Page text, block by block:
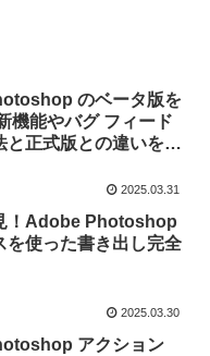
のベータ版を
機能やバグ フィード
と正式版との違いをチ
2025.03.31
！Adobe Photoshop
を使った書き出し完全
2025.03.30
アクション